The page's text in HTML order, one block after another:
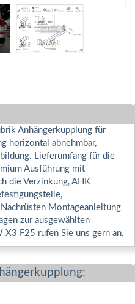
Anhängerkupplung für
horizontal abnehmbar,
Lieferumfang für die
Ausführung mit
die Verzinkung, AHK
Montageanleitung
zur ausgewählten
F25 rufen Sie uns gern an.